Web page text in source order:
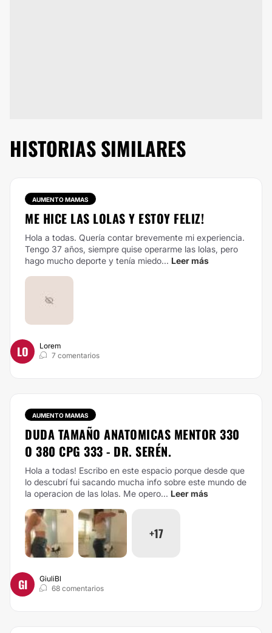
HISTORIAS SIMILARES
AUMENTO MAMAS
ME HICE LAS LOLAS Y ESTOY FELIZ!
Hola a todas. Quería contar brevemente mi experiencia.
Tengo 37 años, siempre quise operarme las lolas, pero
hago mucho deporte y tenía miedo... Leer más
LO
Lorem
7 comentarios
AUMENTO MAMAS
DUDA TAMAÑO ANATOMICAS MENTOR 330
O 380 CPG 333 - DR. SERÉN.
Hola a todas! Escribo en este espacio porque desde que
lo descubrí fui sacando mucha info sobre este mundo de
la operacion de las lolas. Me opero... Leer más
+17
GI
GiuliBl
68 comentarios